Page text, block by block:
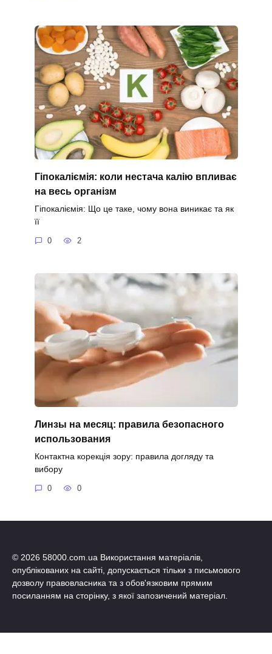
Гіпокаліємія: коли нестача калію впливає
на весь організм
Гіпокаліємія: Що це таке, чому вона виникає та як
її
0 2
Линзы на месяц: правила безопасного
использования
Контактна корекція зору: правила догляду та
вибору
0 0
© 2026 58000.com.ua Використання матеріалів,
опублікованих на сайті, допускається тільки з письмового
дозволу правовласника та з обов'язковим прямим
посиланням на сторінку, з якої запозичений матеріал.